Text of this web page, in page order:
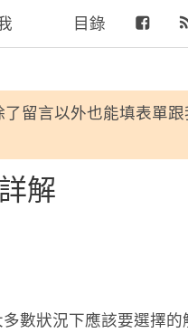
目錄
留言以外也能填表單跟
解
數狀況下應該要選擇的